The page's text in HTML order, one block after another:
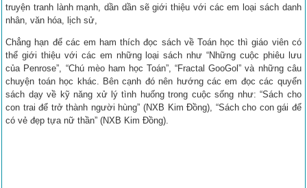
truyện tranh lành mạnh, dần dần sẽ giới thiệu với các em loại sách danh
nhân, văn hóa, lịch sử,
Chẳng hạn để các em ham thích đọc sách về Toán học thì giáo viên có
thể giới thiệu với các em những loại sách như “Những cuộc phiêu lưu
của Penrose”, “Chú mèo ham học Toán”, “Fractal GooGol” và những câu
chuyện toán học khác. Bên cạnh đó nên hướng các em đọc các quyển
sách dạy về kỹ năng xử lý tình huống trong cuộc sống như: “Sách cho
con trai để trở thành người hùng” (NXB Kim Đồng), “Sách cho con gái để
có vẻ đẹp tựa nữ thần” (NXB Kim Đồng).